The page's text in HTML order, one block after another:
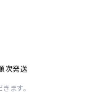
次発送
ます。